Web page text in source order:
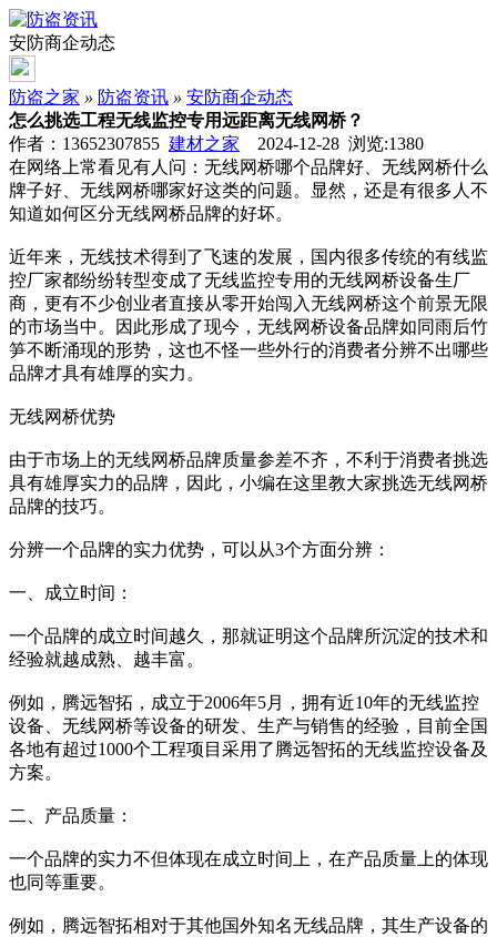
安防商企动态
防盗之家 » 防盗资讯 » 安防商企动态
怎么挑选工程无线监控专用远距离无线网桥？
作者：13652307855 建材之家 2024-12-28 浏览:1380
在网络上常看见有人问：无线网桥哪个品牌好、无线网桥什么
牌子好、无线网桥哪家好这类的问题。显然，还是有很多人不
知道如何区分无线网桥品牌的好坏。
近年来，无线技术得到了飞速的发展，国内很多传统的有线监
控厂家都纷纷转型变成了无线监控专用的无线网桥设备生厂
商，更有不少创业者直接从零开始闯入无线网桥这个前景无限
的市场当中。因此形成了现今，无线网桥设备品牌如同雨后竹
笋不断涌现的形势，这也不怪一些外行的消费者分辨不出哪些
品牌才具有雄厚的实力。
无线网桥优势
由于市场上的无线网桥品牌质量参差不齐，不利于消费者挑选
具有雄厚实力的品牌，因此，小编在这里教大家挑选无线网桥
品牌的技巧。
分辨一个品牌的实力优势，可以从3个方面分辨：
一、成立时间：
一个品牌的成立时间越久，那就证明这个品牌所沉淀的技术和
经验就越成熟、越丰富。
例如，腾远智拓，成立于2006年5月，拥有近10年的无线监控
设备、无线网桥等设备的研发、生产与销售的经验，目前全国
各地有超过1000个工程项目采用了腾远智拓的无线监控设备及
方案。
二、产品质量：
一个品牌的实力不但体现在成立时间上，在产品质量上的体现
也同等重要。
例如，腾远智拓相对于其他国外知名无线品牌，其生产设备的